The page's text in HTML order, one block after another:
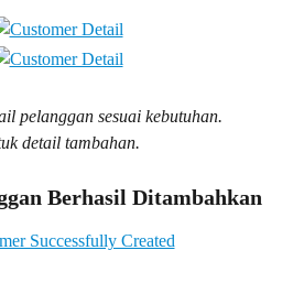
pelanggan sesuai kebutuhan.
detail tambahan.
Berhasil Ditambahkan